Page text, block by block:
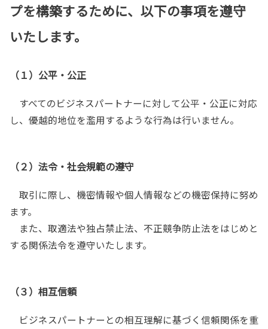
プを構築するために、以下の事項を遵守
いたします。
（１）公平・公正
すべてのビジネスパートナーに対して公平・公正に対応
し、優越的地位を濫用するような行為は行いません。
（２）法令・社会規範の遵守
取引に際し、機密情報や個人情報などの機密保持に努め
ます。
また、取適法や独占禁止法、不正競争防止法をはじめと
する関係法令を遵守いたします。
（３）相互信頼
ビジネスパートナーとの相互理解に基づく信頼関係を重